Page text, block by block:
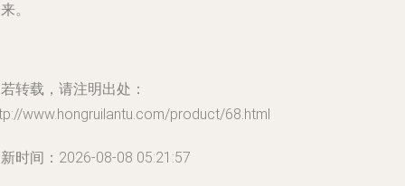
。
转载，请注明出处：
www.hongruilantu.com/product/68.html
时间：2026-08-08 05:21:57